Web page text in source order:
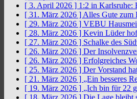
[ 3. April 2026 ] 1:2 in Karlsruhe:
[ 31. März 2026 ] Alles Gute zum
[ 29. März 2026 ] VEBU
[ 28. März 2026 ] Kevin Lüder
[ 27. März 2026 ] Schalke des
[ 26. März 2026 ] Der
[ 26. März 2026 ] Erfolgreiches
[ 25. März 2026 ] Der Vorstand
[ 21. März 2026 ] „Ein besseres
[ 19. März 2026 ] „Ich bin für 22
[ 18. März 2026 ] Die Lage bleibt